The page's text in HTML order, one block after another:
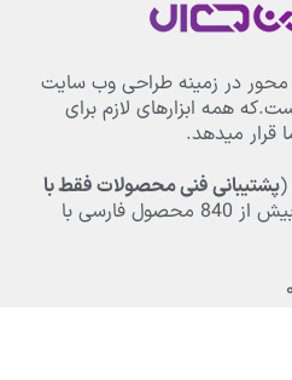
در زمینه طراحی وب سایت
همه ابزارهای لازم برای
قرار میدهد.
پشتیبانی فنی محصولات فقط با
از 840 محصول فارسی با